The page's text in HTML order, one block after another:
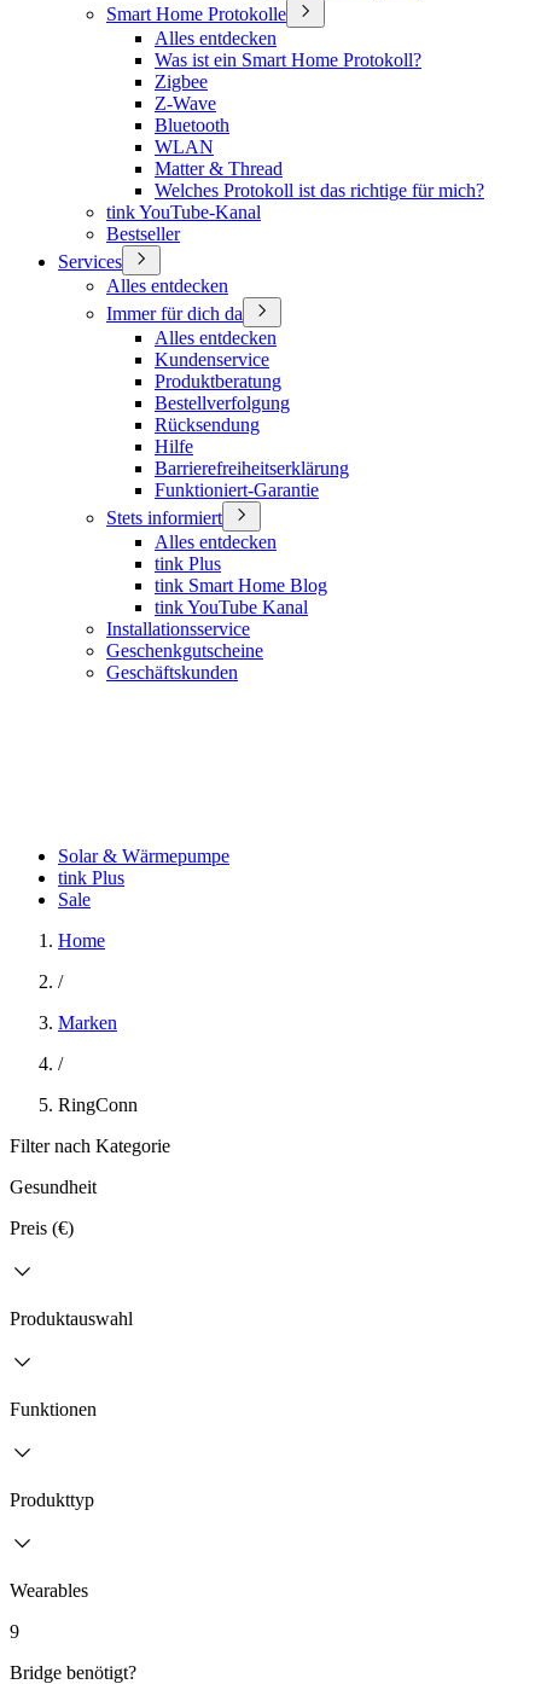
Smart Home Protokolle
Alles entdecken
Was ist ein Smart Home Protokoll?
Zigbee
Z-Wave
Bluetooth
WLAN
Matter & Thread
Welches Protokoll ist das richtige für mich?
tink YouTube-Kanal
Bestseller
Services
Alles entdecken
Immer für dich da
Alles entdecken
Kundenservice
Produktberatung
Bestellverfolgung
Rücksendung
Hilfe
Barrierefreiheitserklärung
Funktioniert-Garantie
Stets informiert
Alles entdecken
tink Plus
tink Smart Home Blog
tink YouTube Kanal
Installationsservice
Geschenkgutscheine
Geschäftskunden
Solar & Wärmepumpe
tink Plus
Sale
Home
/
Marken
/
RingConn
Filter nach Kategorie
Gesundheit
Preis (€)
Produktauswahl
Funktionen
Produkttyp
Wearables
9
Bridge benötigt?